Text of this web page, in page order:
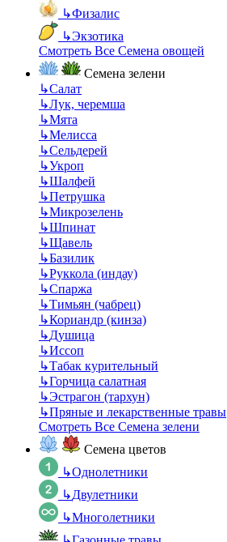
↳Физалис
↳Экзотика
Смотреть Все Семена овощей
Семена зелени
↳Салат
↳Лук, черемша
↳Мята
↳Мелисса
↳Сельдерей
↳Укроп
↳Шалфей
↳Петрушка
↳Микрозелень
↳Шпинат
↳Щавель
↳Базилик
↳Руккола (индау)
↳Спаржа
↳Тимьян (чабрец)
↳Кориандр (кинза)
↳Душица
↳Иссоп
↳Табак курительный
↳Горчица салатная
↳Эстрагон (тархун)
↳Пряные и лекарственные травы
Смотреть Все Семена зелени
Семена цветов
↳Однолетники
↳Двулетники
↳Многолетники